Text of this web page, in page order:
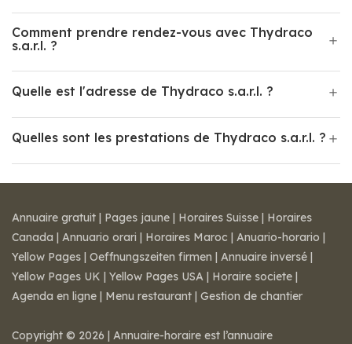
Comment prendre rendez-vous avec Thydraco
s.a.r.l. ?
Quelle est l'adresse de Thydraco s.a.r.l. ?
Quelles sont les prestations de Thydraco s.a.r.l. ?
Annuaire gratuit | Pages jaune | Horaires Suisse | Horaires
Canada | Annuario orari | Horaires Maroc | Anuario-horario |
Yellow Pages | Oeffnungszeiten firmen | Annuaire inversé |
Yellow Pages UK | Yellow Pages USA | Horaire societe |
Agenda en ligne | Menu restaurant | Gestion de chantier
Copyright © 2026 | Annuaire-horaire est l’annuaire